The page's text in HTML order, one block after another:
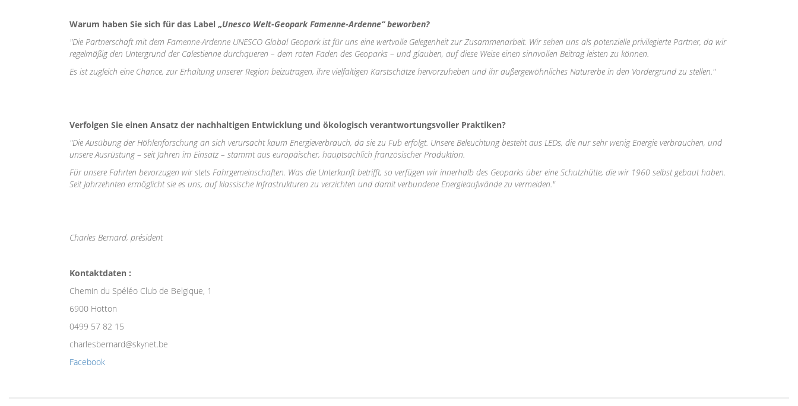
Warum haben Sie sich für das Label „Unesco Welt-Geopark Famenne-Ardenne“ beworben?
"Die Partnerschaft mit dem Famenne-Ardenne UNESCO Global Geopark ist für uns eine wertvolle Gelegenheit zur Zusammenarbeit. Wir sehen uns als potenzielle privilegierte Partner, da wir
regelmäßig den Untergrund der Calestienne durchqueren – dem roten Faden des Geoparks – und glauben, auf diese Weise einen sinnvollen Beitrag leisten zu können.
Es ist zugleich eine Chance, zur Erhaltung unserer Region beizutragen, ihre vielfältigen Karstschätze hervorzuheben und ihr außergewöhnliches Naturerbe in den Vordergrund zu stellen."
Verfolgen Sie einen Ansatz der nachhaltigen Entwicklung und ökologisch verantwortungsvoller Praktiken?
"Die Ausübung der Höhlenforschung an sich verursacht kaum Energieverbrauch, da sie zu Fub erfolgt. Unsere Beleuchtung besteht aus LEDs, die nur sehr wenig Energie verbrauchen, und
unsere Ausrüstung – seit Jahren im Einsatz – stammt aus europäischer, hauptsächlich französischer Produktion.
Für unsere Fahrten bevorzugen wir stets Fahrgemeinschaften. Was die Unterkunft betrifft, so verfügen wir innerhalb des Geoparks über eine Schutzhütte, die wir 1960 selbst gebaut haben.
Seit Jahrzehnten ermöglicht sie es uns, auf klassische Infrastrukturen zu verzichten und damit verbundene Energieaufwände zu vermeiden."
Charles Bernard, président
Kontaktdaten :
Chemin du Spéléo Club de Belgique, 1
6900 Hotton
0499 57 82 15
charlesbernard@skynet.be
Facebook